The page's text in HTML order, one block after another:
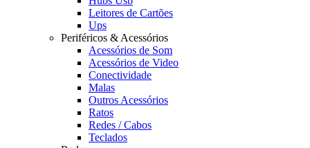
Leitores de Cartões
Ups
Periféricos & Acessórios
Acessórios de Som
Acessórios de Video
Conectividade
Malas
Outros Acessórios
Ratos
Redes / Cabos
Teclados